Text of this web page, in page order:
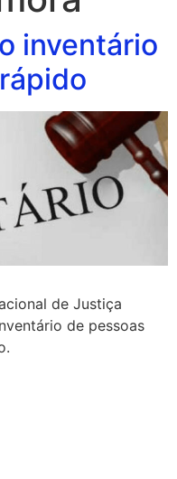
inventário
de Justiça
de pessoas